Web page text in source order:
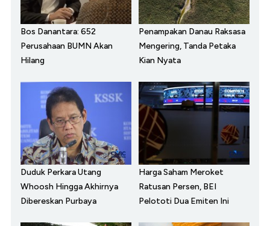
Bos Danantara: 652
Perusahaan BUMN Akan
Hilang
Penampakan Danau Raksasa
Mengering, Tanda Petaka
Kian Nyata
Duduk Perkara Utang
Whoosh Hingga Akhirnya
Dibereskan Purbaya
Harga Saham Meroket
Ratusan Persen, BEI
Pelototi Dua Emiten Ini